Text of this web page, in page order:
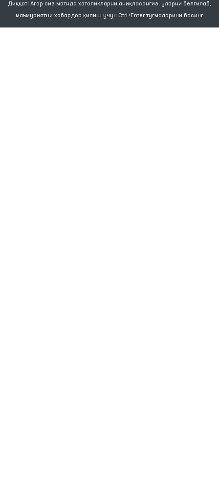
Диққат! Агар сиз матнда хатоликларни аниқласангиз, уларни белгилаб,
маъмуриятни хабардор қилиш учун Ctrl+Enter тугмаларини босинг